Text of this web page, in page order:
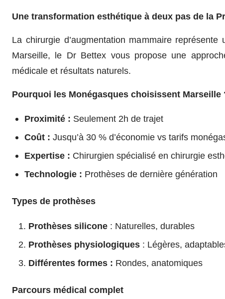
Une transformation esthétique à deux pas de la
La chirurgie d’augmentation mammaire
Marseille, le Dr Bettex vous propose une
médicale et résultats naturels.
Pourquoi les Monégasques choisissent Marseille
Proximité : Seulement 2h de trajet
Coût : Jusqu’à 30 % d’économie vs tarifs
Expertise : Chirurgien spécialisé en chirurgie
Technologie : Prothèses de dernière génération
Types de prothèses
Prothèses silicone : Naturelles, durables
Prothèses physiologiques : Légères,
Différentes formes : Rondes, anatomiques
Parcours médical complet